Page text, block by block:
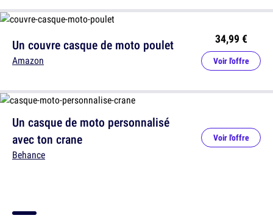
Un couvre casque de moto poulet
Amazon
34,99 €
Voir l'offre
Un casque de moto personnalisé
avec ton crane
Behance
Voir l'offre